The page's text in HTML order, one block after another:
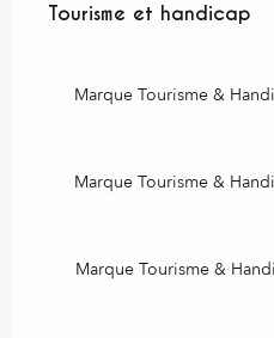
Tourisme et handicap
Tourisme et handicap
Marque Tourisme &
Marque Tourisme &
Marque Tourisme &